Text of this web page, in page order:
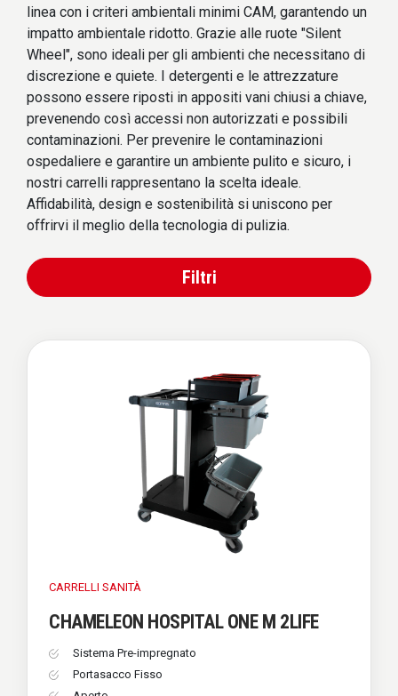
linea con i criteri ambientali minimi CAM, garantendo un
impatto ambientale ridotto. Grazie alle ruote "Silent
Wheel", sono ideali per gli ambienti che necessitano di
discrezione e quiete. I detergenti e le attrezzature
possono essere riposti in appositi vani chiusi a chiave,
prevenendo così accessi non autorizzati e possibili
contaminazioni. Per prevenire le contaminazioni
ospedaliere e garantire un ambiente pulito e sicuro, i
nostri carrelli rappresentano la scelta ideale.
Affidabilità, design e sostenibilità si uniscono per
offrirvi il meglio della tecnologia di pulizia.
Filtri
CARRELLI SANITÀ
CHAMELEON HOSPITAL ONE M 2LIFE
Sistema Pre-impregnato
Portasacco Fisso